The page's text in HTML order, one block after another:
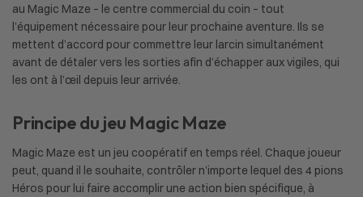
au Magic Maze – le centre commercial du coin – tout
l’équipement nécessaire pour leur prochaine aventure. Ils se
mettent d’accord pour commettre leur larcin simultanément
avant de détaler vers les sorties afin d’échapper aux vigiles, qui
les ont à l’œil depuis leur arrivée.
Principe du jeu Magic Maze
Magic Maze est un jeu coopératif en temps réel. Chaque joueur
peut, quand il le souhaite, contrôler n’importe lequel des 4 pions
Héros pour lui faire accomplir une action bien spécifique, à